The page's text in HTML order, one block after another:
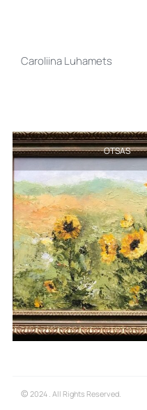
Caroliina Luhamets
OTSAS
© 2024 . All Rights Reserved.